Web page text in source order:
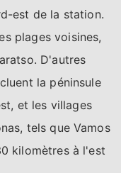
est de la station.
plages voisines,
D'autres
la péninsule
et les villages
tels que Vamos
kilomètres à l'est